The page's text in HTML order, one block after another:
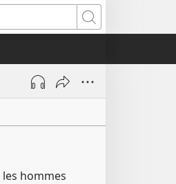
Rechercher
hommes